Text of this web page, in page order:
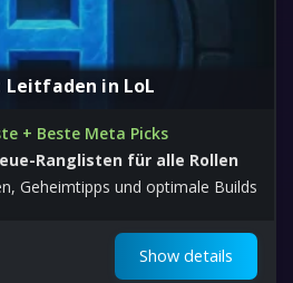
Leitfaden in LoL
+ Beste Meta Picks
Ranglisten für alle Rollen
Geheimtipps und optimale Builds
Show details